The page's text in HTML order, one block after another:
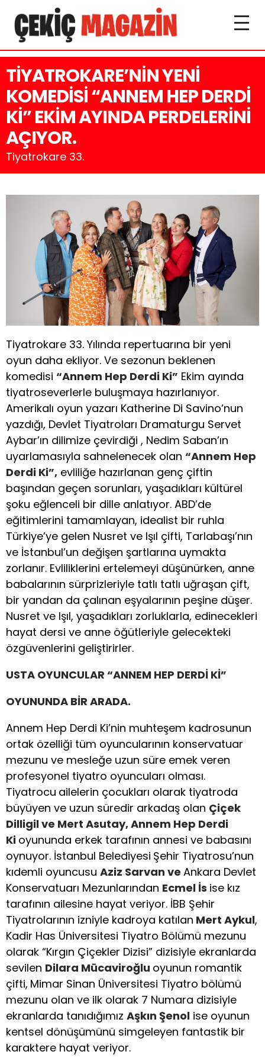
TİYATROKARE’NİN YENİ
KOMEDİSİ “ANNEM HEP DERDİ
Kİ” EKİM AYINDA PERDELERİNİ
AÇIYOR.
Tiyatrokare 33.
Tiyatrokare 33. Yılında repertuarına bir yeni
oyun daha ekliyor. Ve sezonun beklenen
komedisi “Annem Hep Derdi Ki” Ekim ayında
tiyatroseverlerle buluşmaya hazırlanıyor.
Amerikalı oyun yazarı Katherine Di Savino’nun
yazdığı, Devlet Tiyatroları Dramaturgu Servet
Aybar’ın dilimize çevirdiği , Nedim Saban’ın
uyarlamasıyla sahnelenecek olan “Annem Hep
Derdi Ki”, evliliğe hazırlanan genç çiftin
başından geçen sorunları, yaşadıkları kültürel
şoku eğlenceli bir dille anlatıyor. ABD’de
eğitimlerini tamamlayan, idealist bir ruhla
Türkiye’ye gelen Nusret ve Işıl çifti, Tarlabaşı’nın
ve İstanbul’un değişen şartlarına uymakta
zorlanır. Evliliklerini ertelemeyi düşünürken, anne
babalarının sürprizleriyle tatlı tatlı uğraşan çift,
bir yandan da çalınan eşyalarının peşine düşer.
Nusret ve Işıl, yaşadıkları zorluklarla, edinecekleri
hayat dersi ve anne öğütleriyle gelecekteki
özgüvenlerini geliştirirler.
USTA OYUNCULAR “ANNEM HEP DERDİ Kİ”
OYUNUNDA BİR ARADA.
Annem Hep Derdi Ki’nin muhteşem kadrosunun
ortak özelliği tüm oyuncularının konservatuar
mezunu ve mesleğe uzun süre emek veren
profesyonel tiyatro oyuncuları olması.
Tiyatrocu ailelerin çocukları olarak tiyatroda
büyüyen ve uzun süredir arkadaş olan Çiçek
Dilligil ve Mert Asutay, Annem Hep Derdi
Ki oyununda erkek tarafının annesi ve babasını
oynuyor. İstanbul Belediyesi Şehir Tiyatrosu’nun
kıdemli oyuncusu Aziz Sarvan ve Ankara Devlet
Konservatuarı Mezunlarından Ecmel İs ise kız
tarafının ailesine hayat veriyor. İBB Şehir
Tiyatrolarının izniyle kadroya katılan Mert Aykul,
Kadir Has Üniversitesi Tiyatro Bölümü mezunu
olarak “Kırgın Çiçekler Dizisi” dizisiyle ekranlarda
sevilen Dilara Mücaviroğlu oyunun romantik
çifti, Mimar Sinan Üniversitesi Tiyatro bölümü
mezunu olan ve ilk olarak 7 Numara dizisiyle
ekranlarda tanıdığımız Aşkın Şenol ise oyunun
kentsel dönüşümünü simgeleyen fantastik bir
karaktere hayat veriyor.